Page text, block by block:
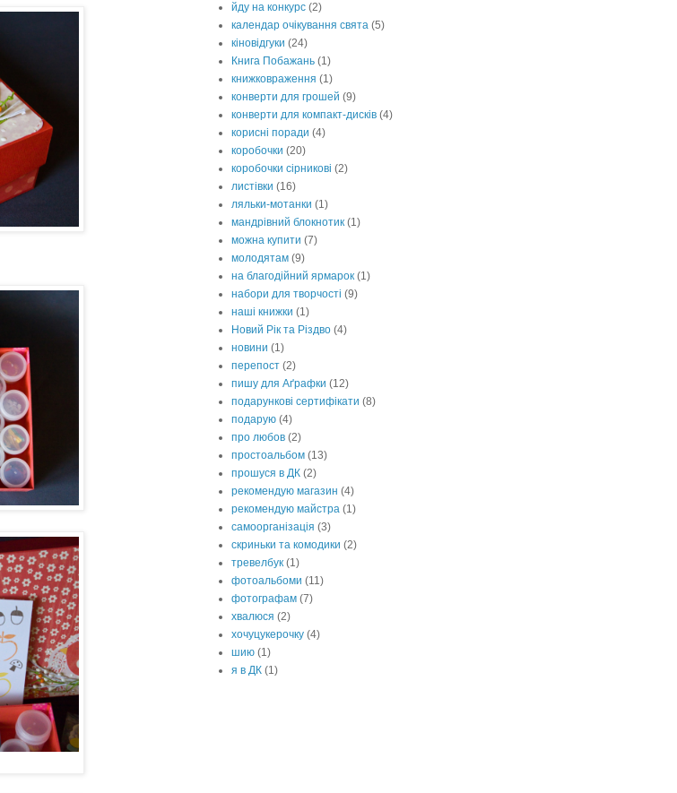
йду на конкурс (2)
календар очікування свята (5)
кіновідгуки (24)
Книга Побажань (1)
книжковраження (1)
конверти для грошей (9)
конверти для компакт-дисків (4)
корисні поради (4)
коробочки (20)
коробочки сірникові (2)
листівки (16)
ляльки-мотанки (1)
мандрівний блокнотик (1)
можна купити (7)
молодятам (9)
на благодійний ярмарок (1)
набори для творчості (9)
наші книжки (1)
Новий Рік та Різдво (4)
новини (1)
перепост (2)
пишу для Аґрафки (12)
подарункові сертифікати (8)
подарую (4)
про любов (2)
простоальбом (13)
прошуся в ДК (2)
рекомендую магазин (4)
рекомендую майстра (1)
самоорганізація (3)
скриньки та комодики (2)
тревелбук (1)
фотоальбоми (11)
фотографам (7)
хвалюся (2)
хочуцукерочку (4)
шию (1)
я в ДК (1)